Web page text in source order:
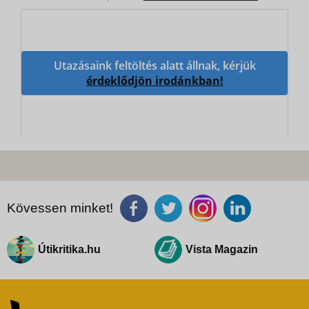
Utazásaink feltöltés alatt állnak, kérjük
érdeklődjön irodánkban!
Kövessen minket!
Útikritika.hu Vista Magazin